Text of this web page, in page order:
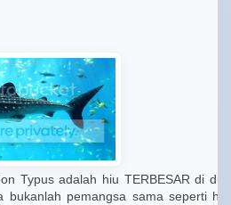
Typus adalah hiu TERBESAR di
bukanlah pemangsa sama seperti